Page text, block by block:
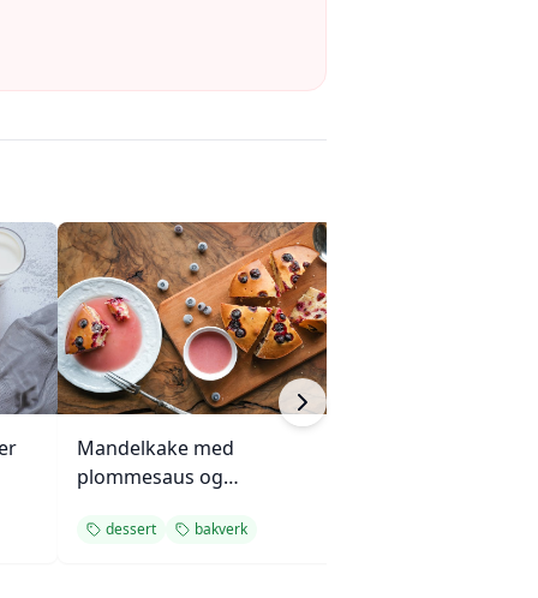
Mandelkake med
plommesaus og
dessert bakverk